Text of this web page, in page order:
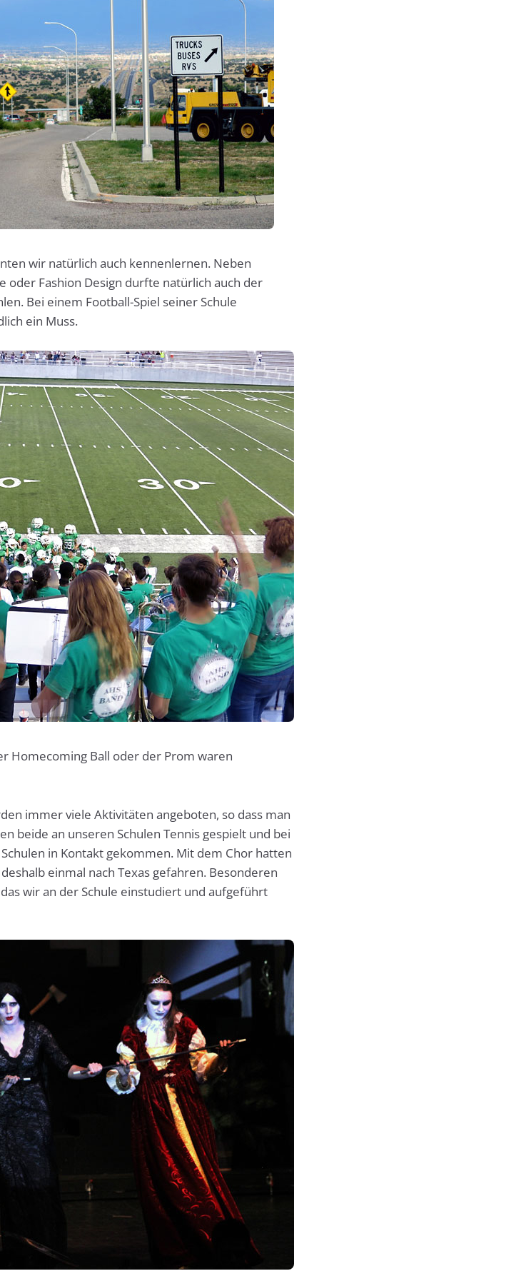
wir natürlich auch kennenlernen. Neben
oder Fashion Design durfte natürlich auch der
Bei einem Football-Spiel seiner Schule
ein Muss.
Homecoming Ball oder der Prom waren
immer viele Aktivitäten angeboten, so dass man
beide an unseren Schulen Tennis gespielt und bei
in Kontakt gekommen. Mit dem Chor hatten
einmal nach Texas gefahren. Besonderen
wir an der Schule einstudiert und aufgeführt